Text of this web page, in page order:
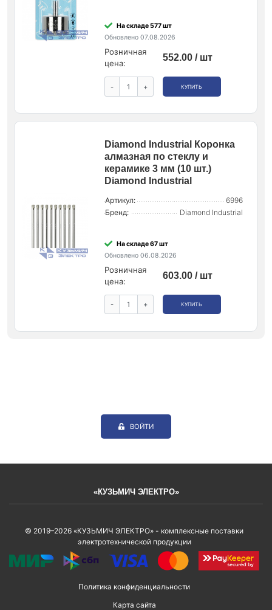
На складе 577 шт
Обновлено 07.08.2026
Розничная
цена:
552.00 / шт
- + КУПИТЬ
Diamond Industrial Коронка
алмазная по стеклу и
керамике 3 мм (10 шт.)
Diamond Industrial
Артикул:
6996
Бренд:
Diamond Industrial
На складе 67 шт
Обновлено 06.08.2026
Розничная
цена:
603.00 / шт
- + КУПИТЬ
ВОЙТИ
«КУЗЬМИЧ ЭЛЕКТРО»
© 2019–2026 «КУЗЬМИЧ ЭЛЕКТРО» - комплексные поставки
электротехнической продукции
Политика конфиденциальности
Карта сайта